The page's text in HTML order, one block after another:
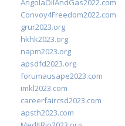
AngolaOilAndGas2022.com
Convoy4Freedom2022.com
grur2023.org
hkhk2023.org
napm2023.org
apsdfd2023.org
forumausape2023.com
imkl2023.com
careerfaircsd2023.com
apsth2023.com